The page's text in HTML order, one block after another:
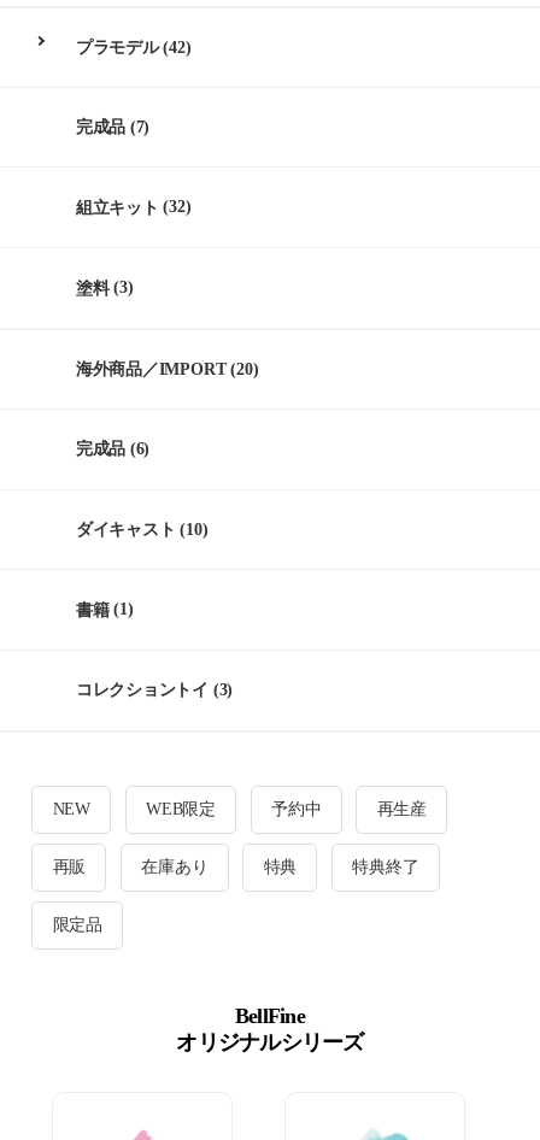
プラモデル(42)
完成品 (7)
組立キット (32)
塗料(3)
海外商品／IMPORT(20)
完成品 (6)
ダイキャスト (10)
書籍(1)
コレクショントイ (3)
NEW WEB限定 予約中 再生産
再販 在庫あり 特典 特典終了
限定品
BellFine
オリジナルシリーズ